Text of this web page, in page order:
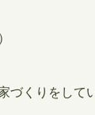
づくりをして